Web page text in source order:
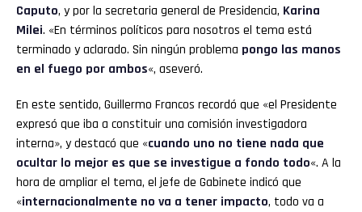
Caputo, y por la secretaria general de Presidencia, Karina
Milei. «En términos políticos para nosotros el tema está
terminado y aclarado. Sin ningún problema pongo las manos
en el fuego por ambos«, aseveró.
En este sentido, Guillermo Francos recordó que «el Presidente
expresó que iba a constituir una comisión investigadora
interna», y destacó que «cuando uno no tiene nada que
ocultar lo mejor es que se investigue a fondo todo«. A la
hora de ampliar el tema, el jefe de Gabinete indicó que
«internacionalmente no va a tener impacto, todo va a